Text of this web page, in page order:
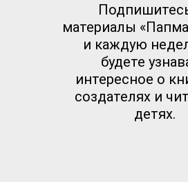
материалы
и каждую
будете
интересное о
создателях и
детях.